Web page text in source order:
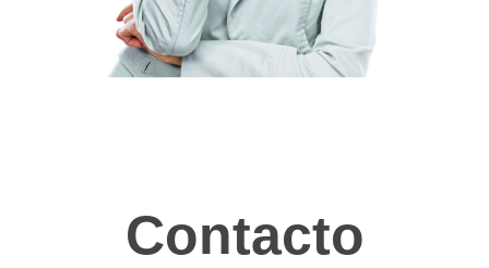
Contacto